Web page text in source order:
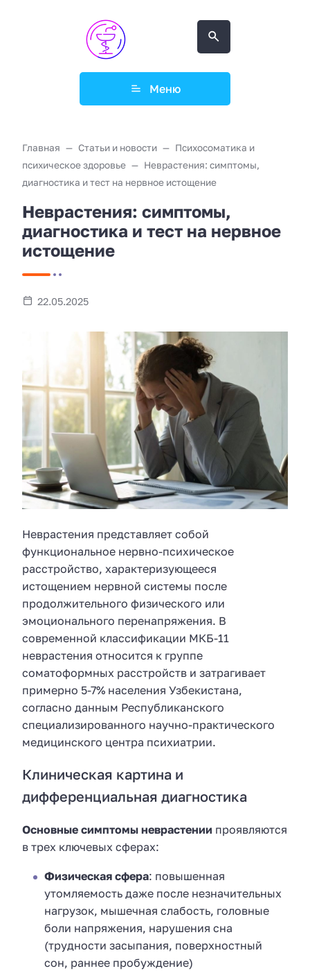
Меню
Главная Статьи и новости
Психосоматика и
психическое здоровье
Неврастения: симптомы,
диагностика и тест на нервное истощение
Неврастения: симптомы,
диагностика и тест на нервное
истощение
22.05.2025
Неврастения представляет собой
функциональное нервно-психическое
расстройство, характеризующееся
истощением нервной системы после
продолжительного физического или
эмоционального перенапряжения. В
современной классификации МКБ-11
неврастения относится к группе
соматоформных расстройств и затрагивает
примерно 5-7% населения Узбекистана,
согласно данным Республиканского
специализированного научно-практического
медицинского центра психиатрии.
Клиническая картина и
дифференциальная диагностика
Основные симптомы неврастении проявляются
в трех ключевых сферах:
Физическая сфера: повышенная
утомляемость даже после незначительных
нагрузок, мышечная слабость, головные
боли напряжения, нарушения сна
(трудности засыпания, поверхностный
сон, раннее пробуждение)